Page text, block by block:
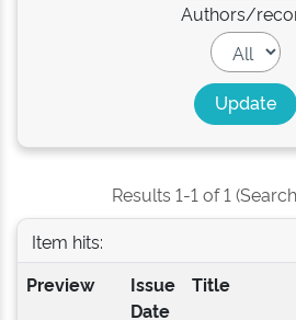
Authors/
Results 1-1 of 1
Item hits:
Preview
Issue
Date
Title